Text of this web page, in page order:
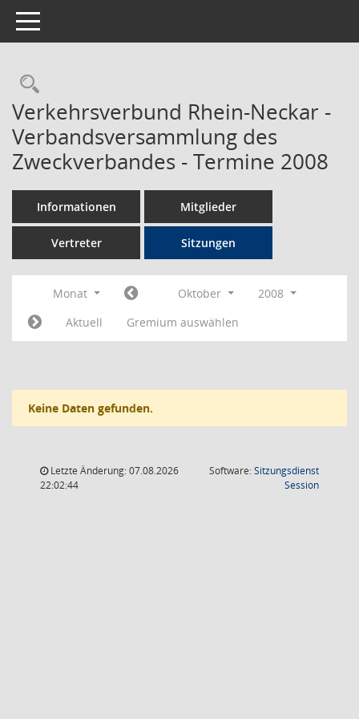
Toggle navigation
Rechercheauswahl
Verkehrsverbund Rhein-Neckar -
Verbandsversammlung des
Zweckverbandes - Termine 2008
Informationen Mitglieder
Vertreter Sitzungen
Monat Oktober
2008
Aktuell
Gremium auswählen
Keine Daten gefunden.
Letzte Änderung: 07.08.2026
22:02:44
Software:Sitzungsdienst
Session(Wird in